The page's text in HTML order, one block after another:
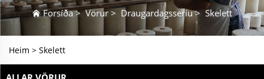
Forsíða>Vörur> Draugardagsseríu> Skelett
Heim > Skelett